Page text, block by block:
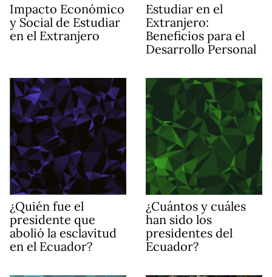
Impacto Económico
y Social de Estudiar
en el Extranjero
Estudiar en el
Extranjero:
Beneficios para el
Desarrollo Personal
¿Quién fue el
presidente que
abolió la esclavitud
en el Ecuador?
¿Cuántos y cuáles
han sido los
presidentes del
Ecuador?